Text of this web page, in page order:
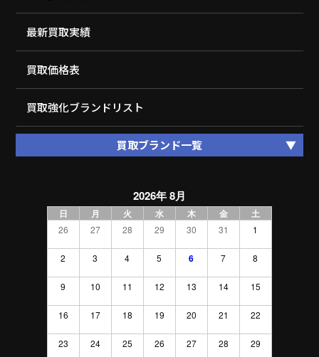
最新買取実績
買取価格表
買取強化ブランドリスト
買取ブランド一覧
2026年 8月
日 月 火 水 木 金 土
26 27 28 29 30 31 1
2 3 4 5 6 7 8
9 10 11 12 13 14 15
16 17 18 19 20 21 22
23 24 25 26 27 28 29